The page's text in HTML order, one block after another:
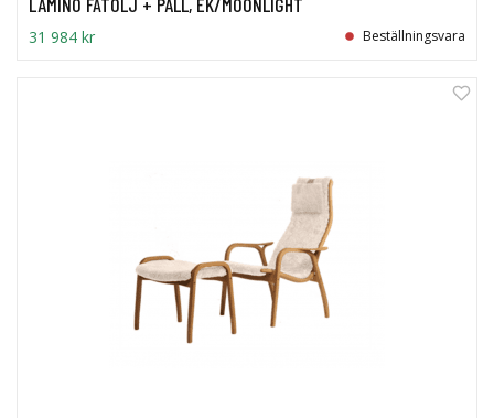
31 984 kr Beställningsvara